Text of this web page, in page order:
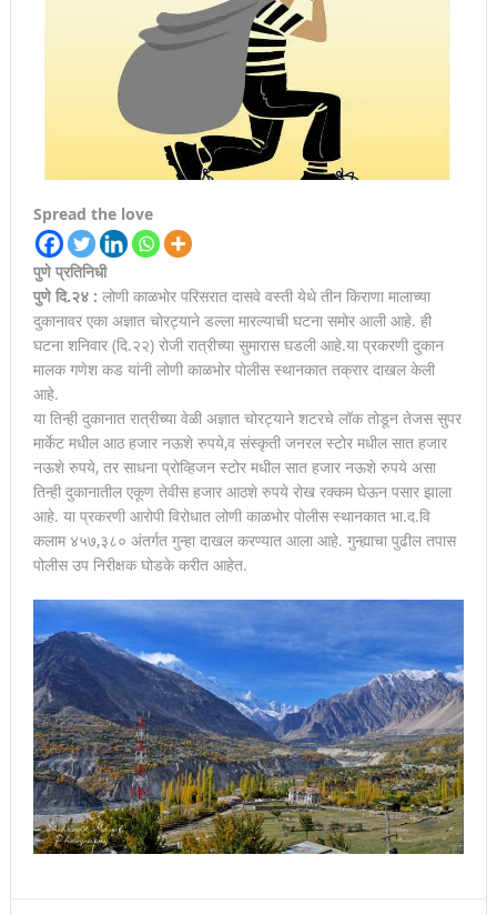
Spread the love
पुणे प्रतिनिधी
पुणे दि.२४ : लोणी काळभोर परिसरात दासवे वस्ती येथे तीन किराणा मालाच्या
दुकानावर एका अज्ञात चोरट्याने डल्ला मारल्याची घटना समोर आली आहे. ही
घटना शनिवार (दि.२२) रोजी रात्रीच्या सुमारास घडली आहे.या प्रकरणी दुकान
मालक गणेश कड यांनी लोणी काळभोर पोलीस स्थानकात तक्रार दाखल केली
आहे.
या तिन्ही दुकानात रात्रीच्या वेळी अज्ञात चोरट्याने शटरचे लॉक तोडून तेजस सुपर
मार्केट मधील आठ हजार नऊशे रुपये,व संस्कृती जनरल स्टोर मधील सात हजार
नऊशे रुपये, तर साधना प्रोव्हिजन स्टोर मधील सात हजार नऊशे रुपये असा
तिन्ही दुकानातील एकूण तेवीस हजार आठशे रुपये रोख रक्कम घेऊन पसार झाला
आहे. या प्रकरणी आरोपी विरोधात लोणी काळभोर पोलीस स्थानकात भा.द.वि
कलाम ४५७,३८० अंतर्गत गुन्हा दाखल करण्यात आला आहे. गुन्ह्याचा पुढील तपास
पोलीस उप निरीक्षक घोडके करीत आहेत.